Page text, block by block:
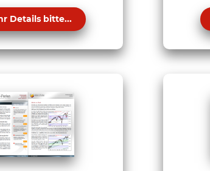
Details bitte...